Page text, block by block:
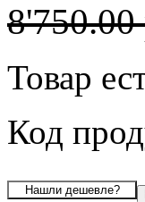
8'750.00
Товар
Код